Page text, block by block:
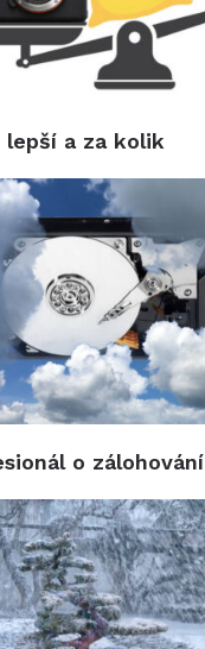
lepší a za kolik
o zálohování